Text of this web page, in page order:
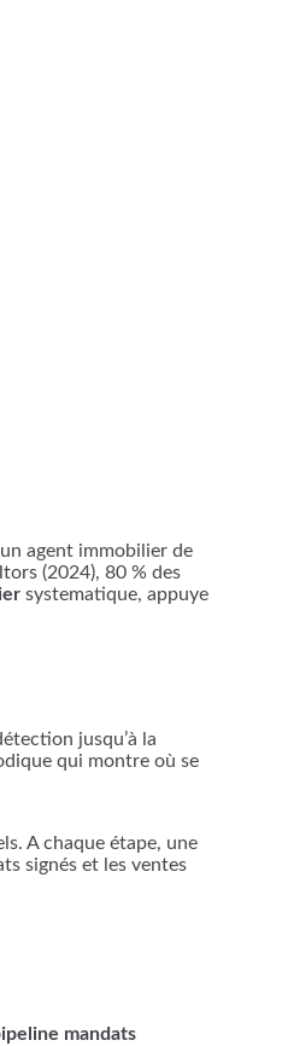
agent immobilier de
(2024), 80 % des
systematique, appuye
jusqu’à la
qui montre où se
A chaque étape, une
signés et les ventes
mandats